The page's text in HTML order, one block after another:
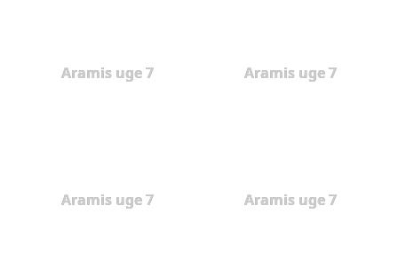
Aramis uge 7 Aramis uge 7
Aramis uge 7 Aramis uge 7